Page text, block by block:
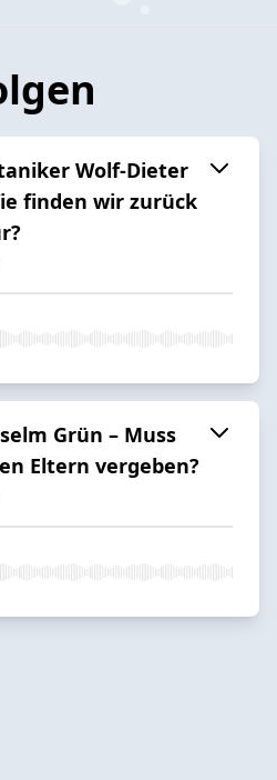
Wolf-Dieter
finden wir zurück
Grün – Muss
Eltern vergeben?